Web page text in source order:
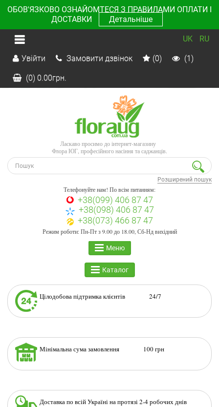
ОБОВ'ЯЗКОВО ОЗНАЙОМТЕСЯ З ПРАВИЛАМИ ОПЛАТИ І
ДОСТАВКИ
Детальніше
UK RU
Увійти Замовити дзвінок (0) (1)
(0) 0.00грн.
Ласкаво просимо до інтернет-магазину
Флора ЮГ, професійного насіння та саджанців.
Розширений пошук
Телефонуйте нам! По всім питанням:
+38(099) 406 87 47
+38(098) 406 87 47
+38(073) 466 87 47
Режим роботи: Пн-Пт з 9.00 до 18.00, Сб-Нд вихідний
Меню
Каталог
Цілодобова підтримка клієнтів 24/7
Мінімальна сума замовлення 100 грн
Доставка по всій Україні на протязі 2-4 робочих днів